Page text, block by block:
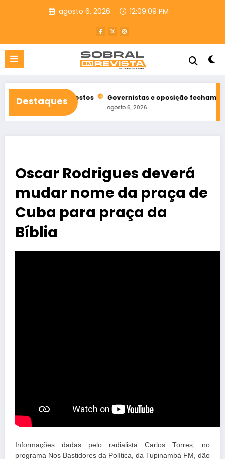
agosto 6, 2026 12:09:10 PM
Destaques
opostos Governistas e oposição fecham chapas ao Senado
agosto 6, 2026
Oscar Rodrigues deverá
mudar nome da praça de
Cuba para praça da
Bíblia
Informações dadas pelo radialista Carlos Torres, no
programa Nos Bastidores da Política, da Tupinambá FM, dão